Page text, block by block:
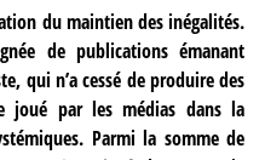
du maintien des inégalités.
de publications émanant
qui n’a cessé de produire des
joué par les médias dans la
Parmi la somme de